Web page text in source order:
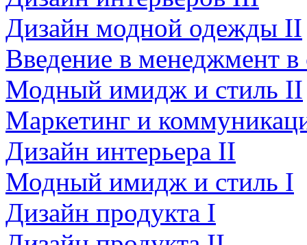
Дизайн модной одежды II
Введение в менеджмент
Модный имидж и стиль II
Маркетинг и
Дизайн интерьера II
Модный имидж и стиль I
Дизайн продукта I